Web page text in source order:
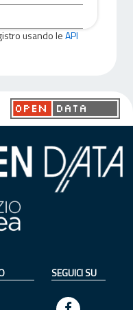
usando leAPI
SEGUICI SU